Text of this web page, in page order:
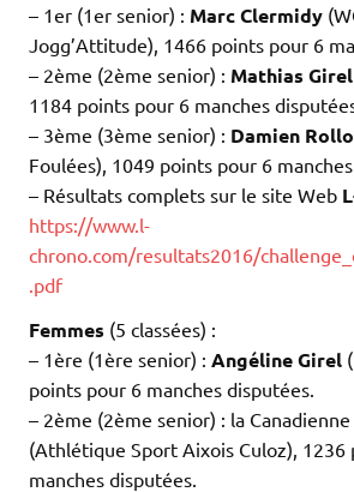
– 1er (1er senior) : Marc Clermidy
Jogg’Attitude), 1466 points pour 6
– 2ème (2ème senior) : Mathias Girel
1184 points pour 6 manches
– 3ème (3ème senior) : Damien
Foulées), 1049 points pour 6
– Résultats complets sur le site Web
https://www.l-
chrono.com/resultats2016/
.pdf
Femmes (5 classées) :
– 1ère (1ère senior) : Angéline Girel
points pour 6 manches disputées.
– 2ème (2ème senior) : la Canadienne
(Athlétique Sport Aixois Culoz), 1236
manches disputées.